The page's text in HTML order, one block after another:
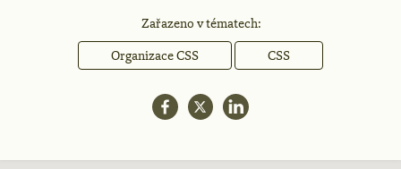
Zařazeno v tématech:
Organizace CSS
CSS